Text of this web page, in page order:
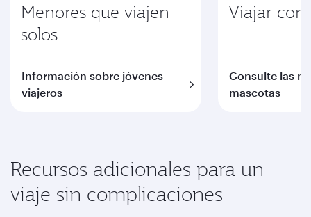
Menores que viajen
solos
Información sobre jóvenes
viajeros
Viajar con
Consulte las
mascotas
Recursos adicionales para un
viaje sin complicaciones